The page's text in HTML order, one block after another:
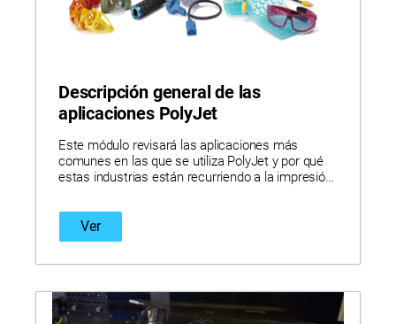
Descripción general de las
aplicaciones PolyJet
Este módulo revisará las aplicaciones más
comunes en las que se utiliza PolyJet y por qué
estas industrias están recurriendo a la impresión
Ver